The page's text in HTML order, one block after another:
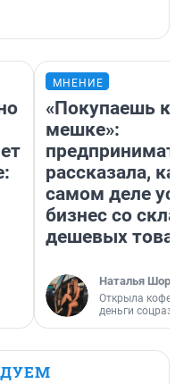
МНЕНИЕ
«Покупаешь
мешке»:
рассказала,
самом деле
бизнес со
дешевых
Наталья
Открыла
деньги